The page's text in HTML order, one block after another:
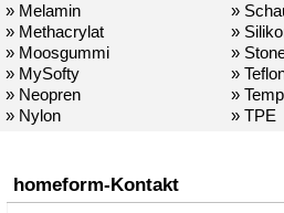
» Melamin
» Methacrylat
» Moosgummi
» MySofty
» Neopren
» Nylon
»
»
»
»
»
» TPE
homeform-Kontakt